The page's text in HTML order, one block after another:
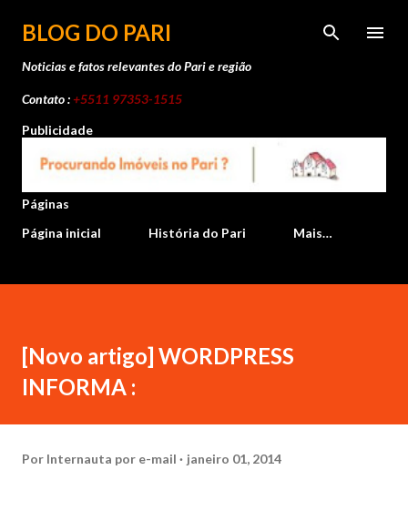
Pular para o conteúdo principal
BLOG DO PARI
Noticias e fatos relevantes do Pari e região
Contato :+5511 97353-1515
Publicidade
Páginas
Página inicial
História do Pari Mais…
[Novo artigo] WORDPRESS
INFORMA :
Por Internauta por e-mail janeiro 01, 2014